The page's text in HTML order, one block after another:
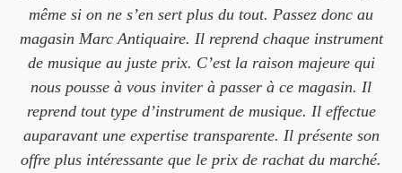
même si on ne s’en sert plus du tout. Passez donc au
magasin Marc Antiquaire. Il reprend chaque instrument
de musique au juste prix. C’est la raison majeure qui
nous pousse à vous inviter à passer à ce magasin. Il
reprend tout type d’instrument de musique. Il effectue
auparavant une expertise transparente. Il présente son
offre plus intéressante que le prix de rachat du marché.